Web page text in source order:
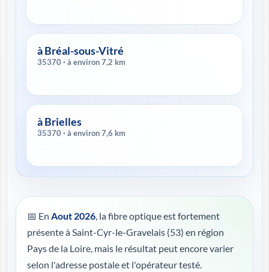
à Bréal-sous-Vitré
35370 · à environ 7,2 km
à Brielles
35370 · à environ 7,6 km
📅 En Aout 2026, la fibre optique est fortement
présente à Saint-Cyr-le-Gravelais (53) en région
Pays de la Loire, mais le résultat peut encore varier
selon l'adresse postale et l'opérateur testé.